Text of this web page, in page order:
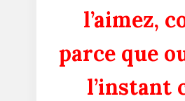
l’aimez,
parce que
l’instant